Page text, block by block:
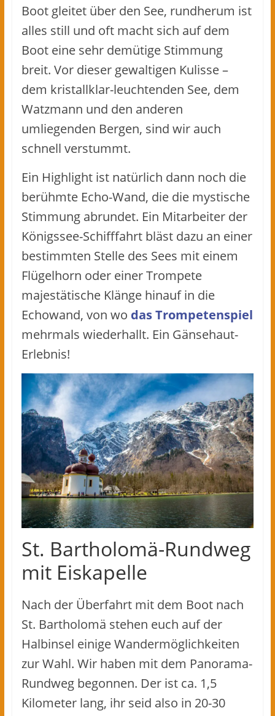
Boot gleitet über den See, rundherum ist
alles still und oft macht sich auf dem
Boot eine sehr demütige Stimmung
breit. Vor dieser gewaltigen Kulisse –
dem kristallklar-leuchtenden See, dem
Watzmann und den anderen
umliegenden Bergen, sind wir auch
schnell verstummt.
Ein Highlight ist natürlich dann noch die
berühmte Echo-Wand, die die mystische
Stimmung abrundet. Ein Mitarbeiter der
Königssee-Schifffahrt bläst dazu an einer
bestimmten Stelle des Sees mit einem
Flügelhorn oder einer Trompete
majestätische Klänge hinauf in die
Echowand, von wo das Trompetenspiel
mehrmals wiederhallt. Ein Gänsehaut-
Erlebnis!
St. Bartholomä-Rundweg
mit Eiskapelle
Nach der Überfahrt mit dem Boot nach
St. Bartholomä stehen euch auf der
Halbinsel einige Wandermöglichkeiten
zur Wahl. Wir haben mit dem Panorama-
Rundweg begonnen. Der ist ca. 1,5
Kilometer lang, ihr seid also in 20-30